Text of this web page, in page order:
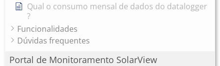
Qual o consumo mensal de dados do datalogger
?
Funcionalidades
Dúvidas frequentes
Portal de Monitoramento SolarView